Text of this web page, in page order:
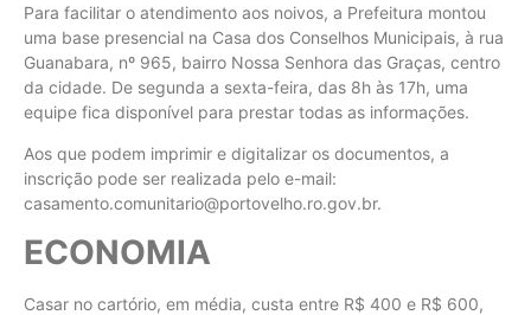
Para facilitar o atendimento aos noivos, a Prefeitura montou
uma base presencial na Casa dos Conselhos Municipais, à rua
Guanabara, nº 965, bairro Nossa Senhora das Graças, centro
da cidade. De segunda a sexta-feira, das 8h às 17h, uma
equipe fica disponível para prestar todas as informações.
Aos que podem imprimir e digitalizar os documentos, a
inscrição pode ser realizada pelo e-mail:
casamento.comunitario@portovelho.ro.gov.br.
ECONOMIA
Casar no cartório, em média, custa entre R$ 400 e R$ 600,